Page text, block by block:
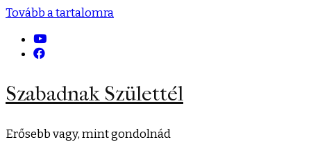
Tovább a tartalomra
Szabadnak Születtél
Erősebb vagy, mint gondolnád